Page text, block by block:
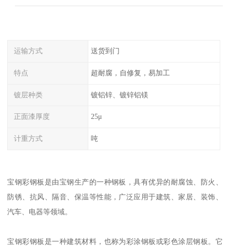
运输方式 送货到门
特点 超耐腐，自修复，易加工
镀层种类 镀铝锌、镀锌铝镁
正面漆厚度 25μ
计重方式 吨
宝钢彩钢板是由宝钢生产的一种钢板，具有优异的耐腐蚀、防火、
防锈、抗风、隔音、保温等性能，广泛应用于建筑、家居、装饰、
汽车、电器等领域。
宝钢彩钢板是一种建筑材料，也称为彩涂钢板或彩色涂层钢板。它